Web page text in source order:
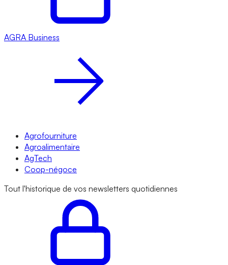
AGRA Business
Agrofourniture
Agroalimentaire
AgTech
Coop-négoce
Tout l'historique de vos newsletters quotidiennes